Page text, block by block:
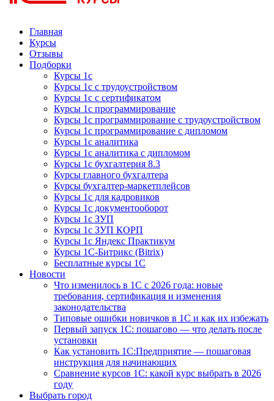
Курсы 1С
Курсы 1С официальная сертификация
Главная
Курсы
Отзывы
Подборки
Курсы 1с
Курсы 1с с трудоустройством
Курсы 1с с сертификатом
Курсы 1с программирование
Курсы 1с программирование с трудоустройством
Курсы 1с программирование с дипломом
Курсы 1с аналитика
Курсы 1с аналитика с дипломом
Курсы 1с бухгалтерия 8.3
Курсы главного бухгалтера
Курсы бухгалтер-маркетплейсов
Курсы 1с для кадровиков
Курсы 1с документооборот
Курсы 1с ЗУП
Курсы 1с ЗУП КОРП
Курсы 1с Яндекс Практикум
Курсы 1С-Битрикс (Bitrix)
Бесплатные курсы 1С
Новости
Что изменилось в 1С с 2026 года: новые
требования, сертификация и изменения
законодательства
Типовые ошибки новичков в 1С и как их избежать
Первый запуск 1С: пошагово — что делать после
установки
Как установить 1С:Предприятие — пошаговая
инструкция для начинающих
Сравнение курсов 1С: какой курс выбрать в 2026
году
Выбрать город